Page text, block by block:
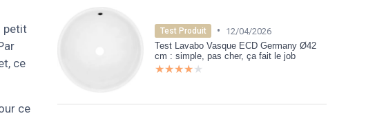
petit
ce
ce
Test Produit •
12/04/2026
Test Lavabo Vasque ECD Germany Ø42
cm : simple, pas cher, ça fait le job
★★★★★
★★★★★